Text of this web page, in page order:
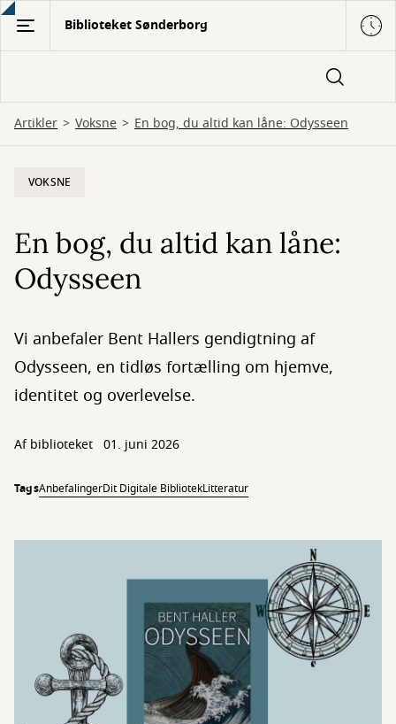
Gå
hovedindhold
Biblioteket Sønderborg
Artikler Voksne En bog, du altid kan låne: Odysseen
VOKSNE
En bog, du altid kan låne:
Odysseen
Vi anbefaler Bent Hallers gendigtning af
Odysseen, en tidløs fortælling om hjemve,
identitet og overlevelse.
Af biblioteket 01. juni 2026
TagsAnbefalingerDit Digitale BibliotekLitteratur